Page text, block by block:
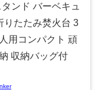
ンド バーベキュ
りたたみ焚火台 3
用コンパクト 頑
収納バッグ付